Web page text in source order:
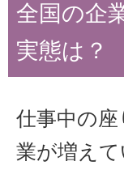
全国の企
実態は？
仕事中の
業が増えて